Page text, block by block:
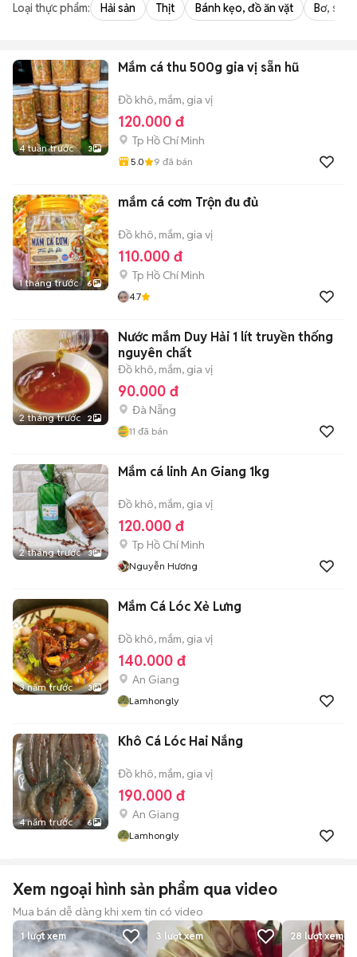
Loại thực phẩm: Hải sản Thịt Bánh kẹo, đồ ăn vặt Bơ,
4 tuần trước 3
Mắm cá thu 500g gia vị sẵn hũ
Đồ khô, mắm, gia vị
120.000 đ
Tp Hồ Chí Minh
5.0 9 đã bán
1 tháng trước 6
mắm cá cơm Trộn đu đủ
Đồ khô, mắm, gia vị
110.000 đ
Tp Hồ Chí Minh
4.7
2 tháng trước 2
Nước mắm Duy Hải 1 lít truyền thống
nguyên chất
Đồ khô, mắm, gia vị
90.000 đ
Đà Nẵng
11 đã bán
2 tháng trước 3
Mắm cá linh An Giang 1kg
Đồ khô, mắm, gia vị
120.000 đ
Tp Hồ Chí Minh
Nguyễn Hương
3 năm trước 3
Mắm Cá Lóc Xẻ Lưng
Đồ khô, mắm, gia vị
140.000 đ
An Giang
Lamhongly
4 năm trước 6
Khô Cá Lóc Hai Nắng
Đồ khô, mắm, gia vị
190.000 đ
An Giang
Lamhongly
Xem ngoại hình sản phẩm qua video
Mua bán dễ dàng khi xem tin có video
1lượt xem 3 lượt xem 28 lượt xem